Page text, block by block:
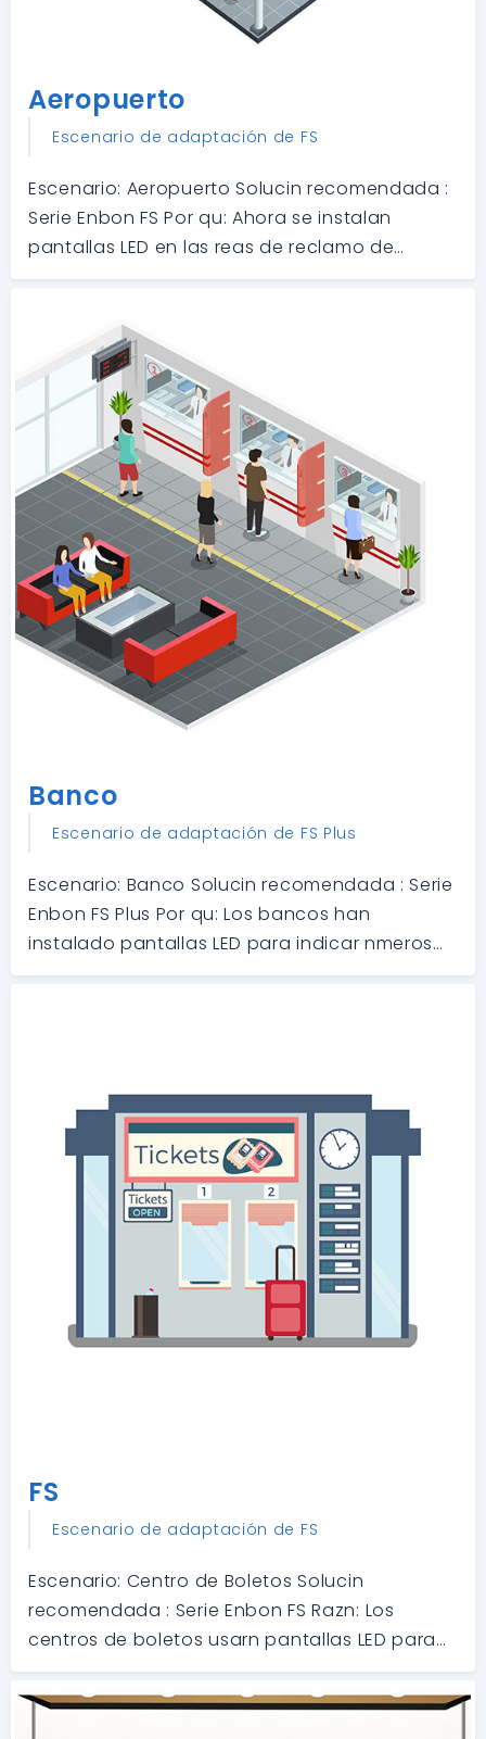
Aeropuerto
Escenario de adaptación de FS
Escenario: Aeropuerto Solucin recomendada :
Serie Enbon FS Por qu: Ahora se instalan
pantallas LED en las reas de reclamo de
equipaje de los aeropuertos para informar a
de equipaje. La Serie FS de Enbon es la so
Banco
Escenario de adaptación de FS Plus
Escenario: Banco Solucin recomendada : Serie
Enbon FS Plus Por qu: Los bancos han
instalado pantallas LED para indicar nmeros
de negocios. El FS Plus es una excelente opcin
FS
Escenario de adaptación de FS
Escenario: Centro de Boletos Solucin
recomendada : Serie Enbon FS Razn: Los
centros de boletos usarn pantallas LED para
mostrar informacin sobre los boletos
restantes. La Serie FS es la solucin preferida.